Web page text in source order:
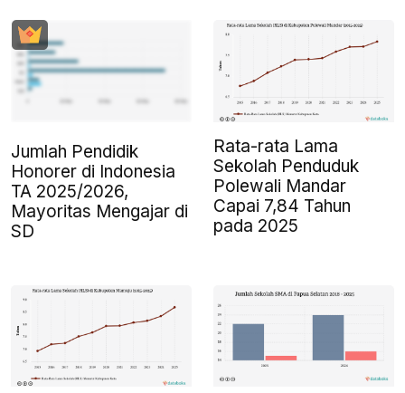
Jumlah Pendidik
Honorer di Indonesia
TA 2025/2026,
Mayoritas Mengajar di
SD
Rata-rata Lama
Sekolah Penduduk
Polewali Mandar
Capai 7,84 Tahun
pada 2025